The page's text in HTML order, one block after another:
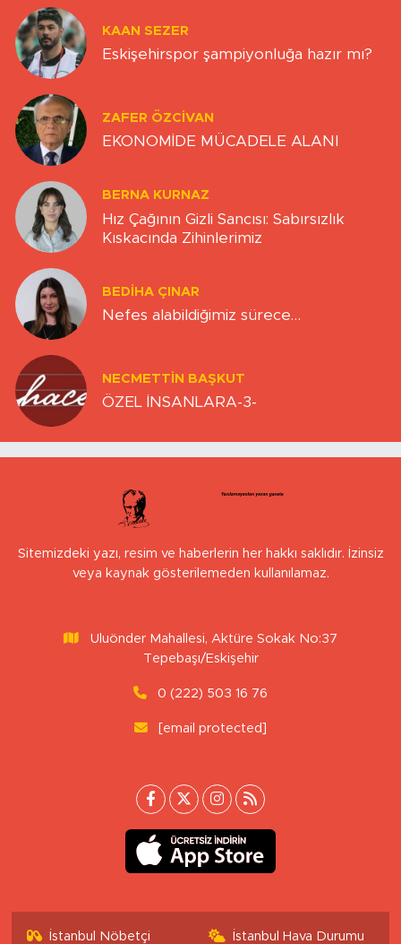
KAAN SEZER
Eskişehirspor şampiyonluğa hazır mı?
ZAFER ÖZCIVAN
EKONOMİDE MÜCADELE ALANI
BERNA KURNAZ
Hız Çağının Gizli Sancısı: Sabırsızlık
Kıskacında Zihinlerimiz
BEDIHA ÇINAR
Nefes alabildiğimiz sürece…
NECMETTIN BAŞKUT
ÖZEL İNSANLARA-3-
Sitemizdeki yazı, resim ve haberlerin her hakkı saklıdır. İzinsiz
veya kaynak gösterilemeden kullanılamaz.
Uluönder Mahallesi, Aktüre Sokak No:37
Tepebaşı/Eskişehir
0 (222) 503 16 76
[email protected]
İstanbul Nöbetçi
İstanbul Hava Durumu